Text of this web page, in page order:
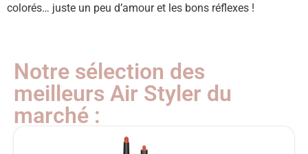
colorés… juste un peu d’amour et les bons réflexes !
Notre sélection des
meilleurs Air Styler du
marché :